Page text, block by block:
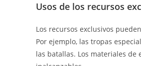
Usos de los recursos
Los recursos exclusivos
Por ejemplo, las tropas
las batallas. Los materiales